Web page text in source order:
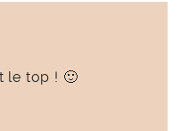
le top ! 🙂